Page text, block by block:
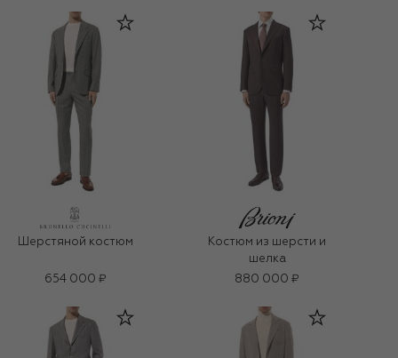
Шерстяной костюм
654 000 ₽
Костюм из шерсти и
шелка
880 000 ₽